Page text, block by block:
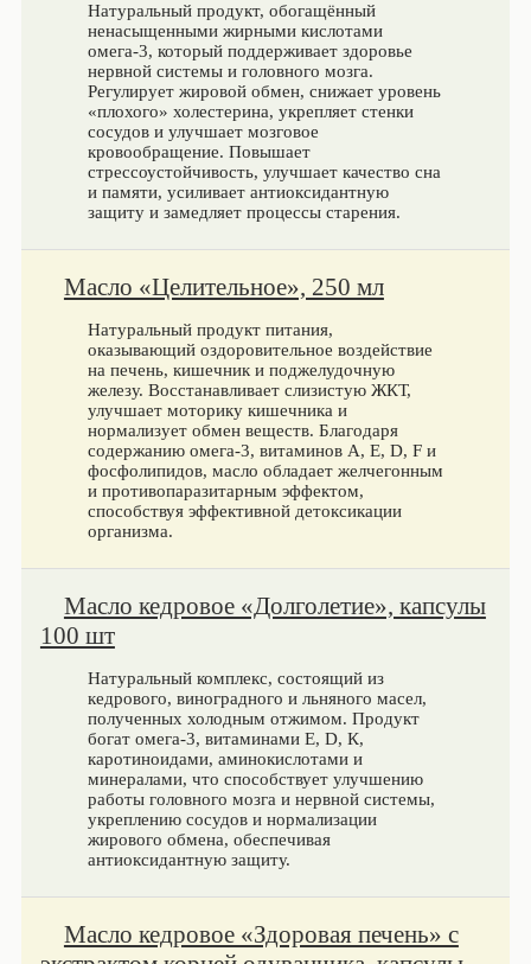
Натуральный продукт, обогащённый
ненасыщенными жирными кислотами
омега-3, который поддерживает здоровье
нервной системы и головного мозга.
Регулирует жировой обмен, снижает уровень
«плохого» холестерина, укрепляет стенки
сосудов и улучшает мозговое
кровообращение. Повышает
стрессоустойчивость, улучшает качество сна
и памяти, усиливает антиоксидантную
защиту и замедляет процессы старения.
Масло «Целительное», 250 мл
Натуральный продукт питания,
оказывающий оздоровительное воздействие
на печень, кишечник и поджелудочную
железу. Восстанавливает слизистую ЖКТ,
улучшает моторику кишечника и
нормализует обмен веществ. Благодаря
содержанию омега‑3, витаминов А, Е, D, F и
фосфолипидов, масло обладает желчегонным
и противопаразитарным эффектом,
способствуя эффективной детоксикации
организма.
Масло кедровое «Долголетие», капсулы
100 шт
Натуральный комплекс, состоящий из
кедрового, виноградного и льняного масел,
полученных холодным отжимом. Продукт
богат омега‑3, витаминами Е, D, К,
каротиноидами, аминокислотами и
минералами, что способствует улучшению
работы головного мозга и нервной системы,
укреплению сосудов и нормализации
жирового обмена, обеспечивая
антиоксидантную защиту.
Масло кедровое «Здоровая печень» с